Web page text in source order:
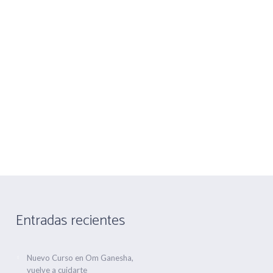
Entradas recientes
Nuevo Curso en Om Ganesha,
vuelve a cuidarte